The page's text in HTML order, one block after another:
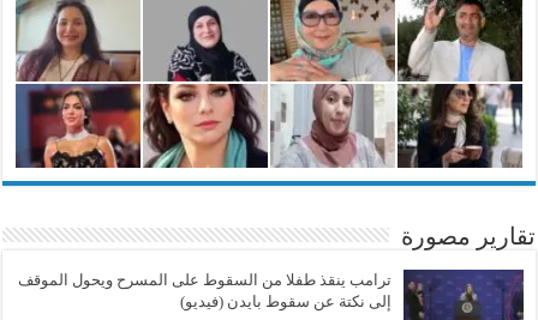
تقارير مصورة
ترامب ينقذ طفلا من السقوط على المسرح ويحول الموقف
إلى نكتة عن سقوط بايدن (فيديو)